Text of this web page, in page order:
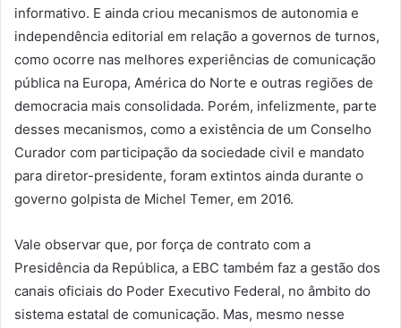
informativo. E ainda criou mecanismos de autonomia e
independência editorial em relação a governos de turnos,
como ocorre nas melhores experiências de comunicação
pública na Europa, América do Norte e outras regiões de
democracia mais consolidada. Porém, infelizmente, parte
desses mecanismos, como a existência de um Conselho
Curador com participação da sociedade civil e mandato
para diretor-presidente, foram extintos ainda durante o
governo golpista de Michel Temer, em 2016.
Vale observar que, por força de contrato com a
Presidência da República, a EBC também faz a gestão dos
canais oficiais do Poder Executivo Federal, no âmbito do
sistema estatal de comunicação. Mas, mesmo nesse